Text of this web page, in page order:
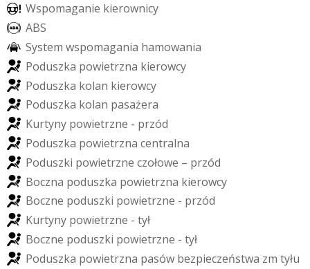
Wspomaganie kierownicy
ABS
System wspomagania hamowania
Poduszka powietrzna kierowcy
Poduszka kolan kierowcy
Poduszka kolan pasażera
Kurtyny powietrzne - przód
Poduszka powietrzna centralna
Poduszki powietrzne czołowe – przód
Boczna poduszka powietrzna kierowcy
Boczne poduszki powietrzne - przód
Kurtyny powietrzne - tył
Boczne poduszki powietrzne - tył
Poduszka powietrzna pasów bezpieczeństwa zm tyłu